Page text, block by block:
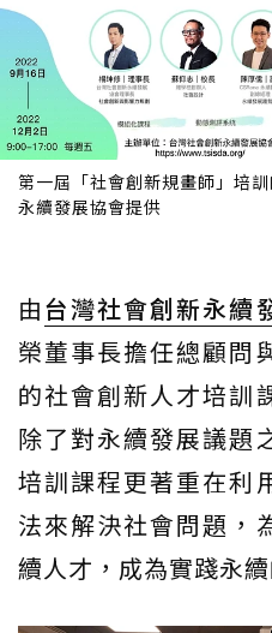
第一屆「社會創新規畫師」培
永續發展協會提供
由台灣社會創新永續
榮董事長擔任總顧問
的社會創新人才培訓
除了對永續發展議題
培訓課程更著重在利
法來解決社會問題，
續人才，成為實踐永